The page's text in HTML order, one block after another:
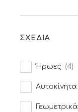
ΣΧΕΔΙΑ
Ήρωες (4)
Αυτοκίνητα
Γεωμετρικά